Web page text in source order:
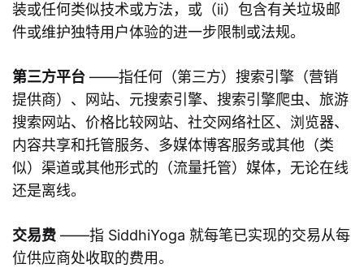
装或任何类似技术或方法，或（ii）包含有关垃圾邮
件或维护独特用户体验的进一步限制或法规。
第三方平台 ——指任何（第三方）搜索引擎（营销
提供商）、网站、元搜索引擎、搜索引擎爬虫、旅游
搜索网站、价格比较网站、社交网络社区、浏览器、
内容共享和托管服务、多媒体博客服务或其他（类
似）渠道或其他形式的（流量托管）媒体，无论在线
还是离线。
交易费 ——指 SiddhiYoga 就每笔已实现的交易从每
位供应商处收取的费用。